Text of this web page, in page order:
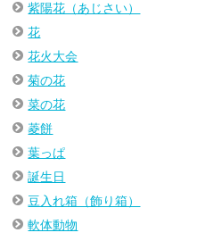
紫陽花（あじさい）
花
花火大会
菊の花
菜の花
菱餅
葉っぱ
誕生日
豆入れ箱（飾り箱）
軟体動物